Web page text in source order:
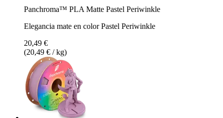
Panchroma™ PLA Matte Pastel Periwinkle
Elegancia mate en color Pastel Periwinkle
20,49 €
(20,49 € / kg)